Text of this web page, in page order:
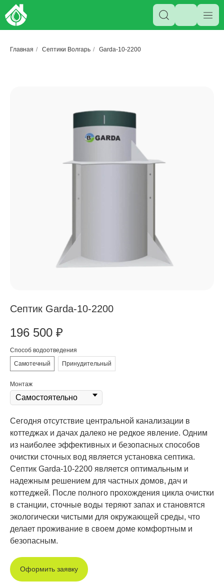
Главная / Септики Волгарь / Garda-10-2200
Септик Garda-10-2200
196 500 ₽
Способ водоотведения
Самотечный
Принудительный
Монтаж
Сегодня отсутствие центральной канализации в
коттеджах и дачах далеко не редкое явление. Одним
из наиболее эффективных и безопасных способов
очистки сточных вод является установка септика.
Септик Garda-10-2200 является оптимальным и
надежным решением для частных домов, дач и
коттеджей. После полного прохождения цикла очистки
в станции, сточные воды теряют запах и становятся
экологически чистыми для окружающей среды, что
делает проживание в своем доме комфортным и
безопасным.
Оформить заявку